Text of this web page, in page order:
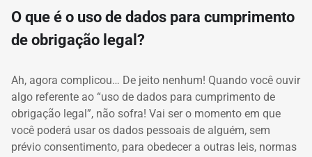
O que é o uso de dados para cumprimento
de obrigação legal?
Ah, agora complicou… De jeito nenhum! Quando você ouvir
algo referente ao “uso de dados para cumprimento de
obrigação legal”, não sofra! Vai ser o momento em que
você poderá usar os dados pessoais de alguém, sem
prévio consentimento, para obedecer a outras leis, normas